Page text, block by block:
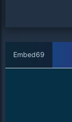
Embed69